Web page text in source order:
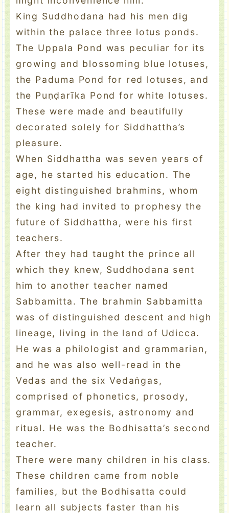
King Suddhodana had his men dig
within the palace three lotus ponds.
The Uppala Pond was peculiar for its
growing and blossoming blue lotuses,
the Paduma Pond for red lotuses, and
the Puṇḍarīka Pond for white lotuses.
These were made and beautifully
decorated solely for Siddhattha’s
pleasure.
When Siddhattha was seven years of
age, he started his education. The
eight distinguished brahmins, whom
the king had invited to prophesy the
future of Siddhattha, were his first
teachers.
After they had taught the prince all
which they knew, Suddhodana sent
him to another teacher named
Sabbamitta. The brahmin Sabbamitta
was of distinguished descent and high
lineage, living in the land of Udicca.
He was a philologist and grammarian,
and he was also well-read in the
Vedas and the six Vedaṅgas,
comprised of phonetics, prosody,
grammar, exegesis, astronomy and
ritual. He was the Bodhisatta’s second
teacher.
There were many children in his class.
These children came from noble
families, but the Bodhisatta could
learn all subjects faster than his